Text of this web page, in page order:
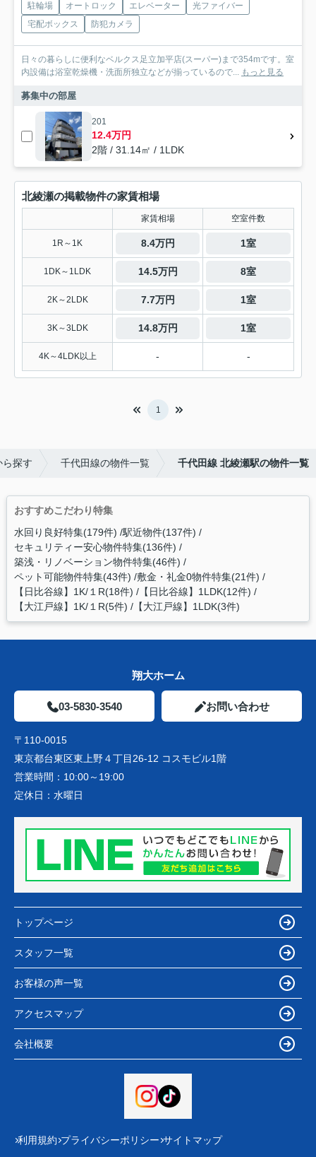
駐輪場 オートロック エレベーター
光ファイバー
宅配ボックス
防犯カメラ
日々の暮らしに便利なベルクス足立加平店(スーパー)まで354mです。室
内設備は浴室乾燥機・洗面所独立などが揃っているので... もっと見る
募集中の部屋
201
12.4万円
2階 / 31.14㎡ / 1LDK
北綾瀬の掲載物件の家賃相場
家賃相場 空室件数
1R～1K 8.4万円 1室
1DK～1LDK 14.5万円 8室
2K～2LDK 7.7万円 1室
3K～3LDK 14.8万円 1室
4K～4LDK以上 - -
1
ら探す 千代田線の物件一覧 千代田線 北綾瀬駅の物件一覧
おすすめこだわり特集
水回り良好特集(179件) 駅近物件(137件)
セキュリティー安心物件特集(136件)
築浅・リノベーション物件特集(46件)
ペット可能物件特集(43件) 敷金・礼金0物件特集(21件)
【日比谷線】1K/１R(18件) 【日比谷線】1LDK(12件)
【大江戸線】1K/１R(5件) 【大江戸線】1LDK(3件)
翔大ホーム
03-5830-3540 お問い合わせ
〒110-0015
東京都台東区東上野４丁目26-12 コスモビル1階
営業時間： 10:00～19:00
定休日： 水曜日
トップページ
スタッフ一覧
お客様の声一覧
アクセスマップ
会社概要
利用規約 プライバシーポリシー サイトマップ